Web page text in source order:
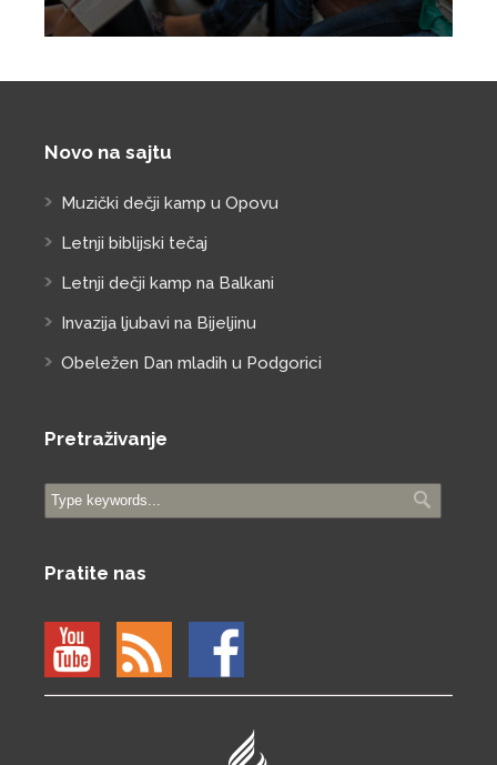
Novo na sajtu
Muzički dečji kamp u Opovu
Letnji biblijski tečaj
Letnji dečji kamp na Balkani
Invazija ljubavi na Bijeljinu
Obeležen Dan mladih u Podgorici
Pretraživanje
Pratite nas